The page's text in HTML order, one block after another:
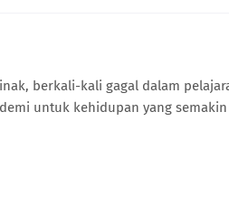
berkali-kali gagal dalam
untuk kehidupan yang